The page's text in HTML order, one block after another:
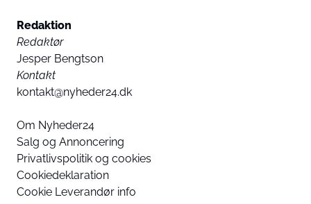
Redaktion
Redaktør
Jesper Bengtson
Kontakt
kontakt@nyheder24.dk
Om Nyheder24
Salg og Annoncering
Privatlivspolitik og cookies
Cookiedeklaration
Cookie Leverandør info